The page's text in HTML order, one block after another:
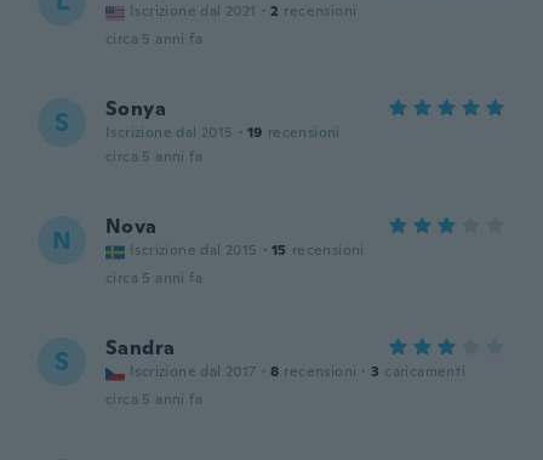
Iscrizione dal 2021 · 2 recensioni
circa 5 anni fa
S Sonya
Iscrizione dal 2015 · 19 recensioni
circa 5 anni fa
N Nova
Iscrizione dal 2015 · 15 recensioni
circa 5 anni fa
S Sandra
Iscrizione dal 2017 · 8 recensioni · 3 caricamenti
circa 5 anni fa